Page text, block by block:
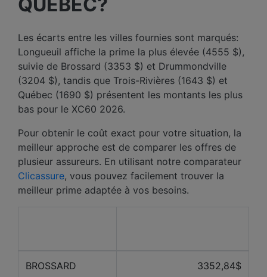
Les écarts entre les villes fournies sont marqués:
Longueuil affiche la prime la plus élevée (4555 $),
suivie de Brossard (3353 $) et Drummondville
(3204 $), tandis que Trois-Rivières (1643 $) et
Québec (1690 $) présentent les montants les plus
bas pour le XC60 2026.
Pour obtenir le coût exact pour votre situation, la
meilleur approche est de comparer les offres de
plusieur assureurs. En utilisant notre comparateur
Clicassure, vous pouvez facilement trouver la
meilleur prime adaptée à vos besoins.
BROSSARD 3352,84$